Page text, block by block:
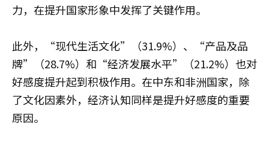
力，在提升国家形象中发挥了关键作用。
此外，“现代生活文化”（31.9%）、“产品及品
牌”（28.7%）和“经济发展水平”（21.2%）也对
好感度提升起到积极作用。在中东和非洲国家，除
了文化因素外，经济认知同样是提升好感度的重要
原因。